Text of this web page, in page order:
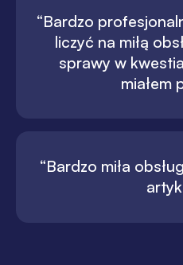
“Bardzo
liczyć na miłą
sprawy w
miałem
“Bardzo miła